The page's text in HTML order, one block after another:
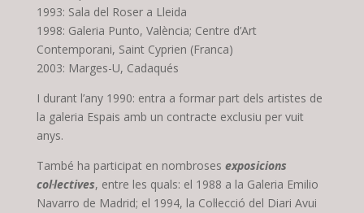
1993: Sala del Roser a Lleida
1998: Galeria Punto, València; Centre d’Art
Contemporani, Saint Cyprien (Franca)
2003: Marges-U, Cadaqués
I durant l’any 1990: entra a formar part dels artistes de
la galeria Espais amb un contracte exclusiu per vuit
anys.
També ha participat en nombroses exposicions
col·lectives, entre les quals: el 1988 a la Galeria Emilio
Navarro de Madrid; el 1994, la Col·lecció del Diari Avui